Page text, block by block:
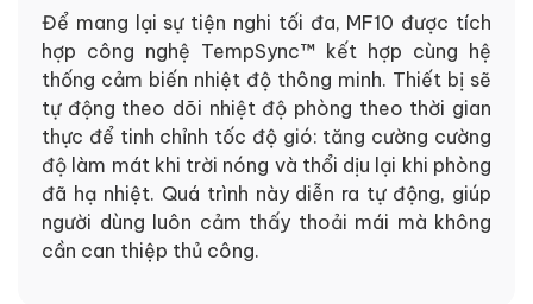
Để mang lại sự tiện nghi tối đa, MF10 được tích
hợp công nghệ TempSync™ kết hợp cùng hệ
thống cảm biến nhiệt độ thông minh. Thiết bị sẽ
tự động theo dõi nhiệt độ phòng theo thời gian
thực để tinh chỉnh tốc độ gió: tăng cường cường
độ làm mát khi trời nóng và thổi dịu lại khi phòng
đã hạ nhiệt. Quá trình này diễn ra tự động, giúp
người dùng luôn cảm thấy thoải mái mà không
cần can thiệp thủ công.